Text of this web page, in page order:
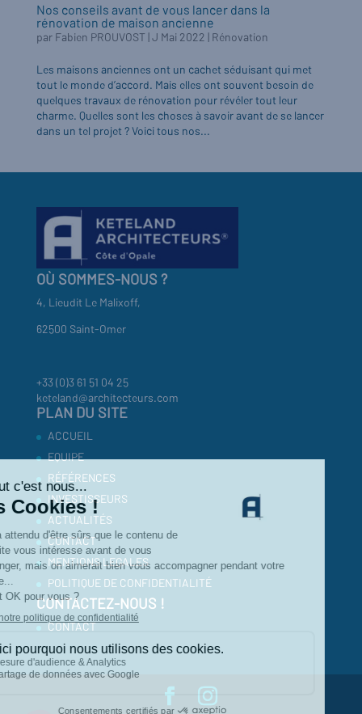
Nos conseils avant de vous lancer dans la
rénovation de maison ancienne
par Fabien PROUVOST |J Mai 2022 | Rénovation
Les maisons anciennes ont un cachet séduisant qui met
tout le monde d’accord. Mais elles ont souvent besoin de
quelques travaux de rénovation pour révéler tout leur
charme. Quelles sont les choses à savoir avant de se lancer
dans un tel projet ? Voici tous nos...
OÙ SOMMES-NOUS ?
4, Lieudit Le Malixoff,
62500 Saint-Omer
+33 (0)3 61 51 04 25
keteland@architecteurs.com
PLAN DU SITE
ACCUEIL
EQUIPE
RÉFÉRENCES
INVESTISSEURS
ACTUALITÉS
CONTACT
MENTIONS LEGALES
POLITIQUE DE CONFIDENTIALITÉ
CONTACTEZ-NOUS !
CONTACT